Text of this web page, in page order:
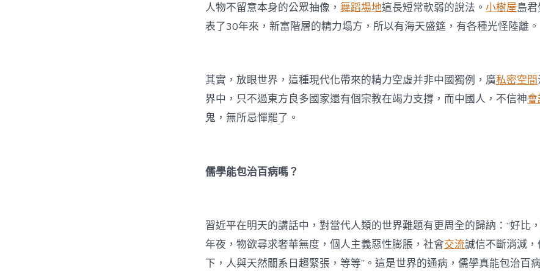
人物不留意本身的公眾抽像， 舞蹈場地這長短常軟弱的說法。 小樹屋島
表了30年來，新富階層的精力塌方，所以有海天盛筵，有各種光怪陸離。
其實，放眼世界，這種現代化帶來的精力空虛并非中國獨例，廣私密空間
界中，只不過東方良多國家還有個宗教在竭力支撐，而中國人，不信神會
鬼，無所忌憚罷了。
儒學能包治百病嗎？
習近平在明天的講話中，對當代人類的世界難題有更周全的歸納：“好比
年夜，物欲尋求奢華無度，個人主義惡性膨脹，社會交流誠信不斷消減
下，人與天然關系日趨緊張，等等”。這是世界的通病，儒學真能包治百